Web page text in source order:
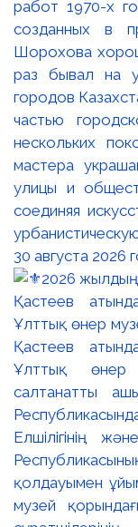
работ 1970-х
созданных в
Шорохова
раз бывал на
городов
частью
нескольких
мастера
улицы и
соединяя
30 августа 2026